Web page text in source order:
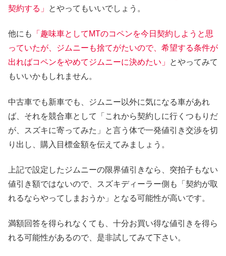
契約する」
とやってもいいでしょう。
他にも
「趣味車としてMTのコペンを今日契約しようと思
っていたが、ジムニーも捨てがたいので、希望する条件が
出ればコペンをやめてジムニーに決めたい」
とやってみて
もいいかもしれません。
中古車でも新車でも、ジムニー以外に気になる車があれ
ば、それを競合車として「これから契約しに行くつもりだ
が、スズキに寄ってみた」と言う体で一発値引き交渉を切
り出し、購入目標金額を伝えてみましょう。
上記で設定したジムニーの限界値引きなら、突拍子もない
値引き額ではないので、スズキディーラー側も「契約が取
れるならやってしまおうか」となる可能性が高いです。
満額回答を得られなくても、十分お買い得な値引きを得ら
れる可能性があるので、是非試してみて下さい。